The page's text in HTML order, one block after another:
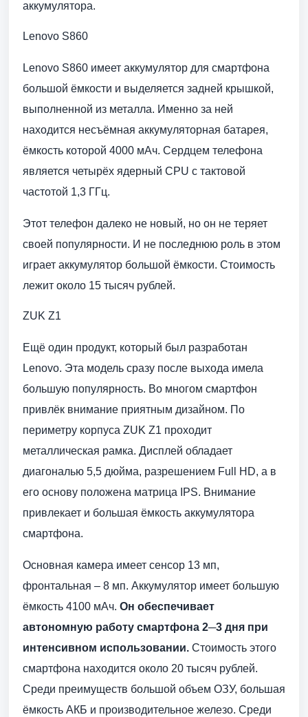
аккумулятора.
Lenovo S860
Lenovo S860 имеет аккумулятор для смартфона
большой ёмкости и выделяется задней крышкой,
выполненной из металла. Именно за ней
находится несъёмная аккумуляторная батарея,
ёмкость которой 4000 мАч. Сердцем телефона
является четырёх ядерный CPU с тактовой
частотой 1,3 ГГц.
Этот телефон далеко не новый, но он не теряет
своей популярности. И не последнюю роль в этом
играет аккумулятор большой ёмкости. Стоимость
лежит около 15 тысяч рублей.
ZUK Z1
Ещё один продукт, который был разработан
Lenovo. Эта модель сразу после выхода имела
большую популярность. Во многом смартфон
привлёк внимание приятным дизайном. По
периметру корпуса ZUK Z1 проходит
металлическая рамка. Дисплей обладает
диагональю 5,5 дюйма, разрешением Full HD, а в
его основу положена матрица IPS. Внимание
привлекает и большая ёмкость аккумулятора
смартфона.
Основная камера имеет сенсор 13 мп,
фронтальная – 8 мп. Аккумулятор имеет большую
ёмкость 4100 мАч. Он обеспечивает
автономную работу смартфона 2─3 дня при
интенсивном использовании. Стоимость этого
смартфона находится около 20 тысяч рублей.
Среди преимуществ большой объем ОЗУ, большая
ёмкость АКБ и производительное железо. Среди